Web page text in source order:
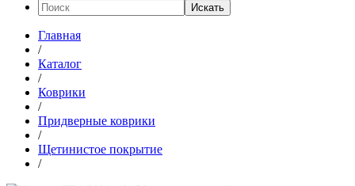
Искать
Главная
/
Каталог
/
Коврики
/
Придверные коврики
/
Щетинистое покрытие
/